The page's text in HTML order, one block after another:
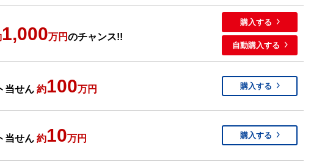
1,000万円のチャンス!!
購入する
自動購入する
当せん 約100万円 購入する
当せん 約10万円 購入する